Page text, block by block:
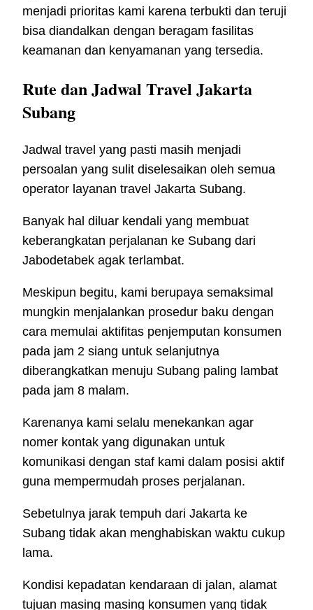
menjadi prioritas kami karena terbukti dan teruji
bisa diandalkan dengan beragam fasilitas
keamanan dan kenyamanan yang tersedia.
Rute dan Jadwal Travel Jakarta
Subang
Jadwal travel yang pasti masih menjadi
persoalan yang sulit diselesaikan oleh semua
operator layanan travel Jakarta Subang.
Banyak hal diluar kendali yang membuat
keberangkatan perjalanan ke Subang dari
Jabodetabek agak terlambat.
Meskipun begitu, kami berupaya semaksimal
mungkin menjalankan prosedur baku dengan
cara memulai aktifitas penjemputan konsumen
pada jam 2 siang untuk selanjutnya
diberangkatkan menuju Subang paling lambat
pada jam 8 malam.
Karenanya kami selalu menekankan agar
nomer kontak yang digunakan untuk
komunikasi dengan staf kami dalam posisi aktif
guna mempermudah proses perjalanan.
Sebetulnya jarak tempuh dari Jakarta ke
Subang tidak akan menghabiskan waktu cukup
lama.
Kondisi kepadatan kendaraan di jalan, alamat
tujuan masing masing konsumen yang tidak